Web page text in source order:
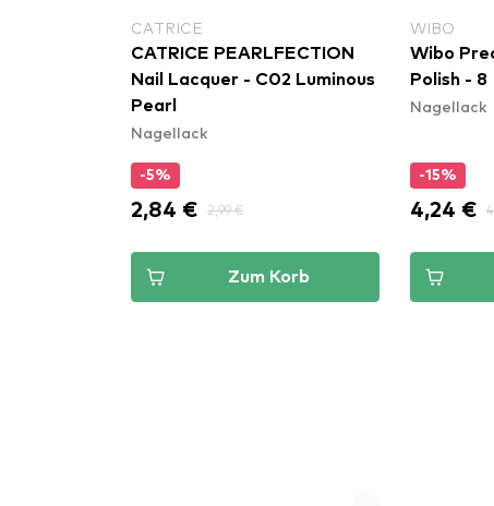
CATRICE
CATRICE PEARLFECTION
Nail Lacquer - C02 Luminous
Pearl
Nagellack
-5%
2,84 € 2,99 €
Zum Korb
WIBO
Wibo
Polish - 8
Nagellack
-15%
4,24 €